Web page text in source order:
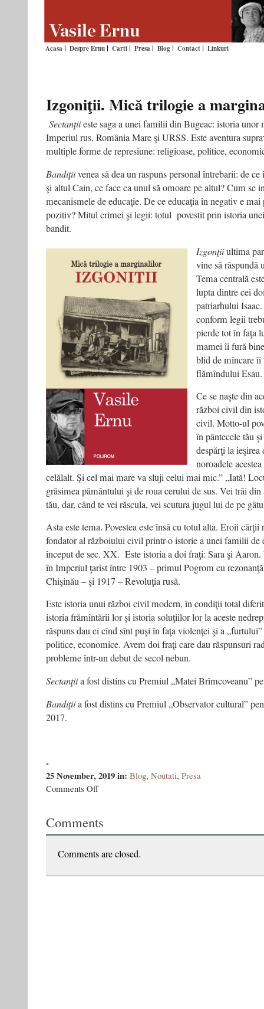
Acasa Despre Ernu Carti Presa Blog Contact Linkuri
Izgoniţii. Mică trilogie a
Sectanţiieste saga a unei familii din Bugeac: istoria
Imperiul rus, România Mare şi URSS. Este aventura
multiple forme de represiune: religioase, politice,
Bandiţiivenea să dea un raspuns personal întrebarii: de
şi altul Cain, ce face ca unul să omoare pe altul? Cum se
mecanismele de educaţie. De ce educaţia în negativ e
pozitiv? Mitul crimei şi legii: totul povestit prin istoria
bandit.
Izgonţiiultima
vine să răspundă
Tema centrală
lupta dintre cei
patriarhului
conform legii
pierde tot în faţa
mamei îi fură
blid de mîncare îi
flămîndului Esau.
Ce se naşte din
război civil din
civil. Motto-ul
în pântecele tău
despărţi la
noroadele
celălalt. Şi cel mai mare va sluji celui mai mic.” „Iată!
grăsimea pământului şi de roua cerului de sus. Vei trăi
tău, dar, când te vei răscula, vei scutura jugul lui de pe
Asta este tema. Povestea este însă cu totul alta. Eroii cărţii
fondator al războiului civil printr-o istorie a unei familii de
început de sec. XX. Este istoria a doi fraţi: Sara şi
în Imperiul ţarist între 1903 – primul Pogrom cu
Chişinău – şi 1917 – Revoluţia rusă.
Este istoria unui război civil modern, în condiţii total
istoria frămîntării lor şi istoria soluţiilor lor la aceste
răspuns dau ei cînd sînt puşi în faţa violenţei şi a
politice, economice. Avem doi fraţi care dau răspunsuri
probleme într-un debut de secol nebun.
Sectanţiia fost distins cu Premiul „Matei Brîmcoveanu”
Bandiţiia fost distins cu Premiul „Observator cultural”
2017.
-
25 November, 2019in: Blog, Noutati, Presa
Comments Offon
a
Comments
Comments are closed.